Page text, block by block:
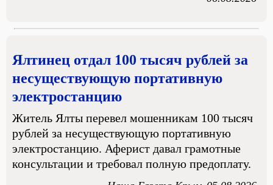
Ялтинец отдал 100 тысяч рублей за
несуществующую портативную
электростанцию
Житель Ялты перевел мошенникам 100 тысяч
рублей за несуществующую портативную
электростанцию. Аферист давал грамотные
консультации и требовал полную предоплату.